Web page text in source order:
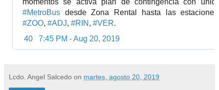
#MetroBus desde Zona Rental hasta las
#ZOO, #ADJ, #RIN , #VER.
40
7:45 PM - Aug 20, 2019
Lcdo. Angel Salcedo on martes, agosto 20, 2019